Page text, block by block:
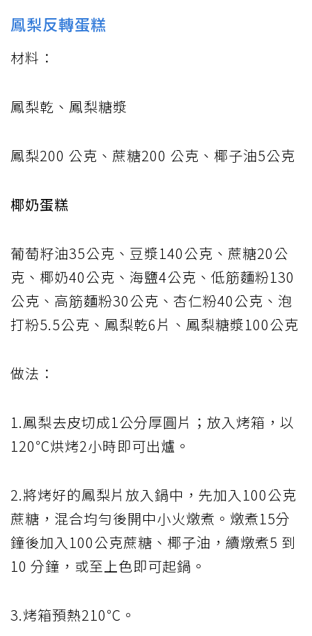
鳳梨反轉蛋糕
材料：
鳳梨乾、鳳梨糖漿
鳳梨200 公克、蔗糖200 公克、椰子油5公克
椰奶蛋糕
葡萄籽油35公克、豆漿140公克、蔗糖20公
克、椰奶40公克、海鹽4公克、低筋麵粉130
公克、高筋麵粉30公克、杏仁粉40公克、泡
打粉5.5公克、鳳梨乾6片、鳳梨糖漿100公克
做法：
1.鳳梨去皮切成1公分厚圓片；放入烤箱，以
120℃烘烤2小時即可出爐。
2.將烤好的鳳梨片放入鍋中，先加入100公克
蔗糖，混合均勻後開中小火燉煮。燉煮15分
鐘後加入100公克蔗糖、椰子油，續燉煮5 到
10 分鐘，或至上色即可起鍋。
3.烤箱預熱210℃。